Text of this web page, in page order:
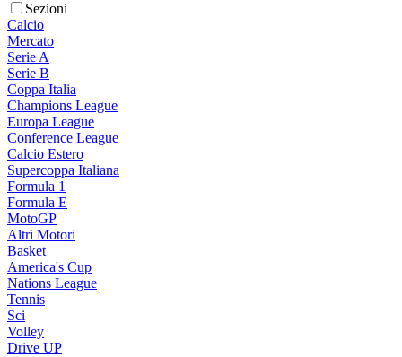
Sezioni
Calcio
Mercato
Serie A
Serie B
Coppa Italia
Champions League
Europa League
Conference League
Calcio Estero
Supercoppa Italiana
Formula 1
Formula E
MotoGP
Altri Motori
Basket
America's Cup
Nations League
Tennis
Sci
Volley
Drive UP